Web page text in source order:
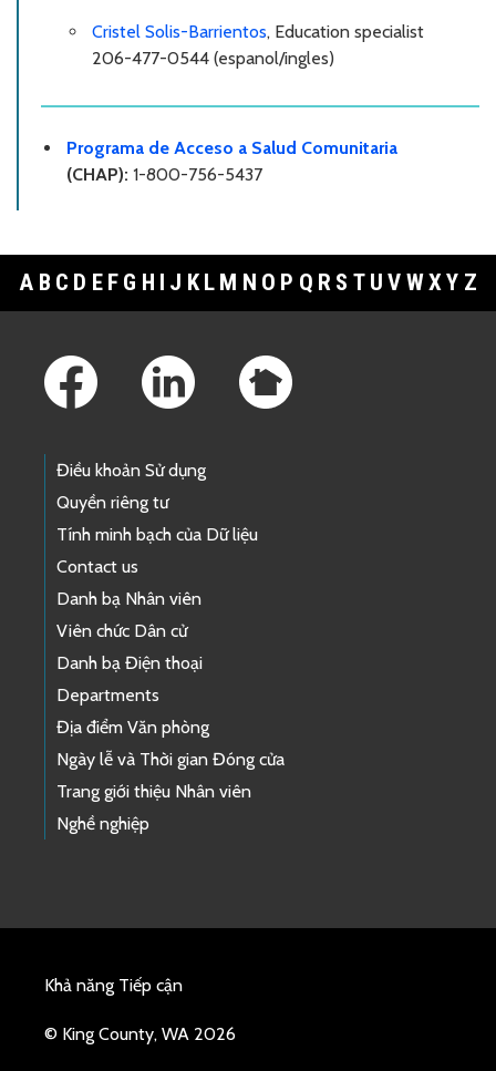
Cristel Solis-Barrientos, Education specialist
206-477-0544 (espanol/ingles)
Programa de Acceso a Salud Comunitaria
(CHAP): 1-800-756-5437
A B C D E F G H I J K L M N O P Q R S T U V WXY Z
Điều khoản Sử dụng
Quyền riêng tư
Tính minh bạch của Dữ liệu
Contact us
Danh bạ Nhân viên
Viên chức Dân cử
Danh bạ Điện thoại
Departments
Địa điểm Văn phòng
Ngày lễ và Thời gian Đóng cửa
Trang giới thiệu Nhân viên
Nghề nghiệp
Khả năng Tiếp cận
© King County, WA 2026